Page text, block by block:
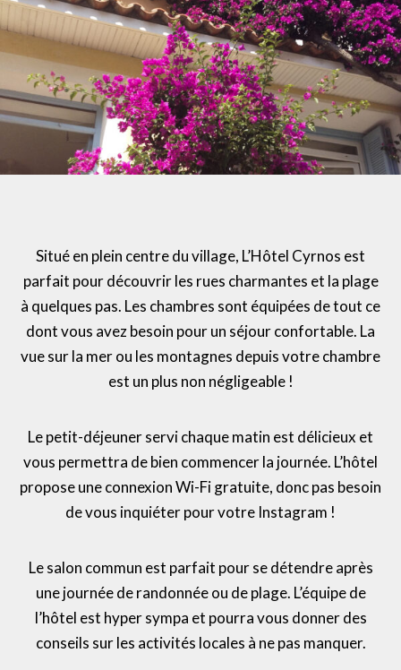
Situé en plein centre du village, L’Hôtel Cyrnos est
parfait pour découvrir les rues charmantes et la plage
à quelques pas. Les chambres sont équipées de tout ce
dont vous avez besoin pour un séjour confortable. La
vue sur la mer ou les montagnes depuis votre chambre
est un plus non négligeable !
Le petit-déjeuner servi chaque matin est délicieux et
vous permettra de bien commencer la journée. L’hôtel
propose une connexion Wi-Fi gratuite, donc pas besoin
de vous inquiéter pour votre Instagram !
Le salon commun est parfait pour se détendre après
une journée de randonnée ou de plage. L’équipe de
l’hôtel est hyper sympa et pourra vous donner des
conseils sur les activités locales à ne pas manquer.